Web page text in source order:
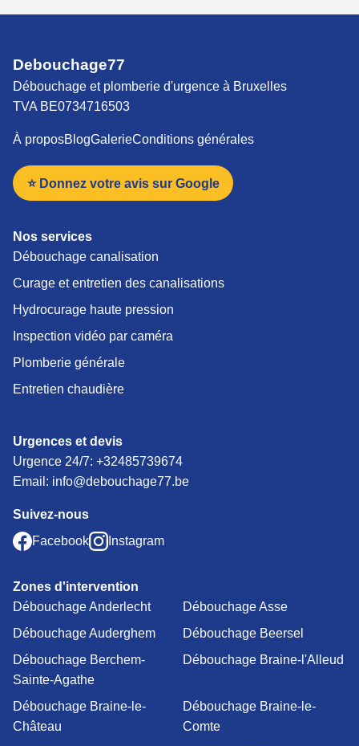
Debouchage77
Débouchage et plomberie d'urgence à Bruxelles
TVA BE0734716503
À proposBlogGalerieConditions générales
⭐ Donnez votre avis sur Google
Nos services
Débouchage canalisation
Curage et entretien des canalisations
Hydrocurage haute pression
Inspection vidéo par caméra
Plomberie générale
Entretien chaudière
Urgences et devis
Urgence 24/7: +32485739674
Email: info@debouchage77.be
Suivez-nous
Facebook
Instagram
Zones d'intervention
Débouchage Anderlecht
Débouchage Asse
Débouchage Auderghem
Débouchage Beersel
Débouchage Berchem-
Sainte-Agathe
Débouchage Braine-l'Alleud
Débouchage Braine-le-
Château
Débouchage Braine-le-
Comte